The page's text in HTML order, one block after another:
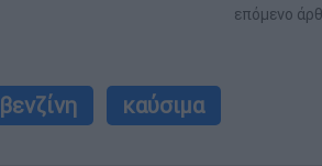
επόμενο
βενζίνη καύσιμα